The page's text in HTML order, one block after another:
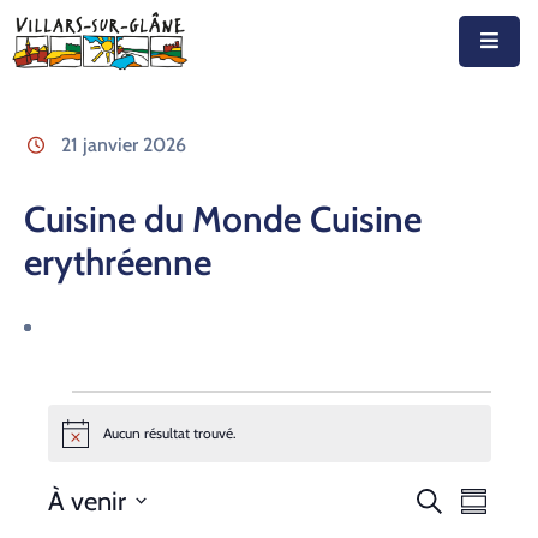
Actualités
Agenda
Autorités
Prestations
Découvrir
Emplois
21 janvier 2026
Cuisine du Monde Cuisine
erythréenne
Notice Aucun résultat trouvé.
Recherche
Résumé
À venir